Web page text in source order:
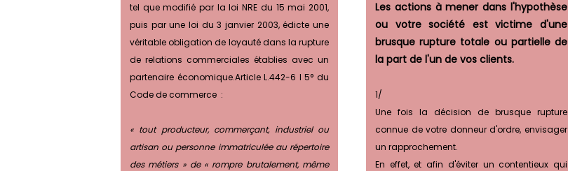
tel que modifié par la loi NRE du 15 mai 2001,
puis par une loi du 3 janvier 2003, édicte une
véritable obligation de loyauté dans la rupture
de relations commerciales établies avec un
partenaire économique.Article L.442-6 I 5° du
Code de commerce :
« tout producteur, commerçant, industriel ou
artisan ou personne immatriculée au répertoire
des métiers » de « rompre brutalement, même
Les actions à mener dans l'hypothèse
ou votre société est victime d'une
brusque rupture totale ou partielle de
la part de l'un de vos clients.
1/
Une fois la décision de brusque rupture
connue de votre donneur d'ordre, envisager
un rapprochement.
En effet, et afin d'éviter un contentieux qui